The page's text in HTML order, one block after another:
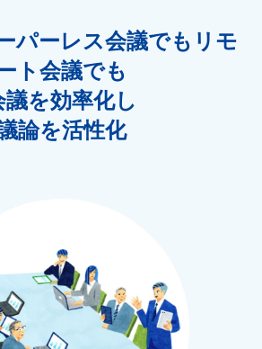
パーレス会議でも リモ
ト会議でも
議を効率化し
論を活性化